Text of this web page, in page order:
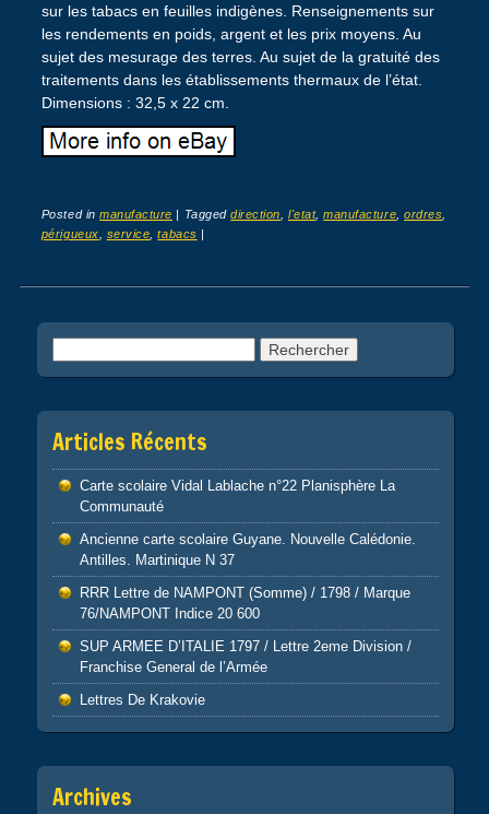
sur les tabacs en feuilles indigènes. Renseignements sur
les rendements en poids, argent et les prix moyens. Au
sujet des mesurage des terres. Au sujet de la gratuité des
traitements dans les établissements thermaux de l’état.
Dimensions : 32,5 x 22 cm.
Posted inmanufacture | Taggeddirection ,l'etat,manufacture ,ordres
périgueux
service ,tabacs |
Post navigation
Articles Récents
Carte scolaire Vidal Lablache n°22 Planisphère La
Communauté
Ancienne carte scolaire Guyane. Nouvelle Calédonie.
Antilles. Martinique N 37
RRR Lettre de NAMPONT (Somme) / 1798 / Marque
76/NAMPONT Indice 20 600
SUP ARMEE D’ITALIE 1797 / Lettre 2eme Division /
Franchise General de l’Armée
Lettres De Krakovie
Archives